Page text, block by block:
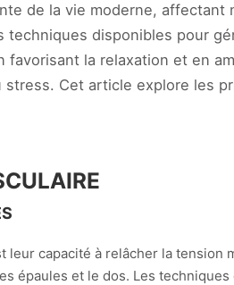
de la vie moderne,
techniques disponibles pour
la relaxation et en
Cet article explore les
leur capacité à relâcher la
épaules et le dos. Les